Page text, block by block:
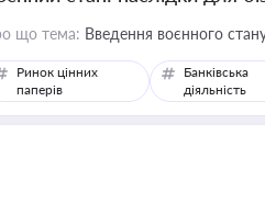
що тема: Введення воєнного
Ринок цінних
паперів
Банківська
діяльність